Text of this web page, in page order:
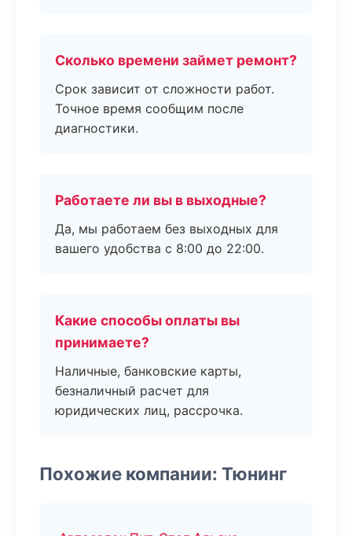
Сколько времени займет ремонт?
Срок зависит от сложности работ.
Точное время сообщим после
диагностики.
Работаете ли вы в выходные?
Да, мы работаем без выходных для
вашего удобства с 8:00 до 22:00.
Какие способы оплаты вы
принимаете?
Наличные, банковские карты,
безналичный расчет для
юридических лиц, рассрочка.
Похожие компании: Тюнинг